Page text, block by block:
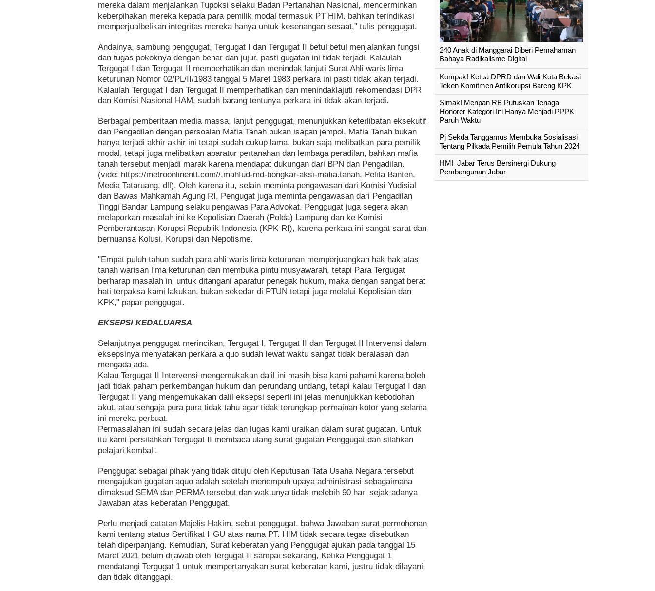
mereka dalam menjalankan Tupoksi selaku Badan Pertanahan Nasional, mencerminkan
keberpihakan mereka kepada para pemilik modal termasuk PT HIM, bahkan terindikasi
memperjualbelikan integritas mereka hanya untuk kesenangan sesaat," tulis penggugat.
Andainya, sambung penggugat, Tergugat I dan Tergugat II betul betul menjalankan fungsi
dan tugas pokoknya dengan benar dan jujur, pasti gugatan ini tidak terjadi. Kalaulah
Tergugat I dan Tergugat II memperhatikan dan menindak lanjuti Surat Ahli waris lima
keturunan Nomor 02/PL/II/1983 tanggal 5 Maret 1983 perkara ini pasti tidak akan terjadi.
Kalaulah Tergugat I dan Tergugat II memperhatikan dan menindaklajuti rekomendasi DPR
dan Komisi Nasional HAM, sudah barang tentunya perkara ini tidak akan terjadi.
Berbagai pemberitaan media massa, lanjut penggugat, menunjukkan keterlibatan eksekutif
dan Pengadilan dengan persoalan Mafia Tanah bukan isapan jempol, Mafia Tanah bukan
hanya terjadi akhir akhir ini tetapi sudah cukup lama, bukan saja melibatkan para pemilik
modal, tetapi juga melibatkan aparatur pertanahan dan lembaga peradilan, bahkan mafia
tanah tersebut menjadi marak karena mendapat dukungan dari BPN dan Pengadilan.
(vide: https://metroonlinentt.com//,mahfud-md-bongkar-aksi-mafia.tanah, Pelita Banten,
Media Tataruang, dll). Oleh karena itu, selain meminta pengawasan dari Komisi Yudisial
dan Bawas Mahkamah Agung RI, Pengugat juga meminta pengawasan dari Pengadilan
Tinggi Bandar Lampung selaku pengawas Para Advokat, Penggugat juga segera akan
melaporkan masalah ini ke Kepolisian Daerah (Polda) Lampung dan ke Komisi
Pemberantasan Korupsi Republik Indonesia (KPK-RI), karena perkara ini sangat sarat dan
bernuansa Kolusi, Korupsi dan Nepotisme.
"Empat puluh tahun sudah para ahli waris lima keturunan memperjuangkan hak hak atas
tanah warisan lima keturunan dan membuka pintu musyawarah, tetapi Para Tergugat
berharap masalah ini untuk ditangani aparatur penegak hukum, maka dengan sangat berat
hati terpaksa kami lakukan, bukan sekedar di PTUN tetapi juga melalui Kepolisian dan
KPK," papar penggugat.
EKSEPSI KEDALUARSA
Selanjutnya penggugat merincikan, Tergugat I, Tergugat II dan Tergugat II Intervensi dalam
eksepsinya menyatakan perkara a quo sudah lewat waktu sangat tidak beralasan dan
mengada ada.
Kalau Tergugat II Intervensi mengemukakan dalil ini masih bisa kami pahami karena boleh
jadi tidak paham perkembangan hukum dan perundang undang, tetapi kalau Tergugat I dan
Tergugat II yang mengemukakan dalil eksepsi seperti ini jelas menunjukkan kebodohan
akut, atau sengaja pura pura tidak tahu agar tidak terungkap permainan kotor yang selama
ini mereka perbuat.
Permasalahan ini sudah secara jelas dan lugas kami uraikan dalam surat gugatan. Untuk
itu kami persilahkan Tergugat II membaca ulang surat gugatan Penggugat dan silahkan
pelajari kembali.
Penggugat sebagai pihak yang tidak dituju oleh Keputusan Tata Usaha Negara tersebut
mengajukan gugatan aquo adalah setelah menempuh upaya administrasi sebagaimana
dimaksud SEMA dan PERMA tersebut dan waktunya tidak melebih 90 hari sejak adanya
Jawaban atas keberatan Penggugat.
Perlu menjadi catatan Majelis Hakim, sebut penggugat, bahwa Jawaban surat permohonan
kami tentang status Sertifikat HGU atas nama PT. HIM tidak secara tegas disebutkan
telah diperpanjang. Kemudian, Surat keberatan yang Penggugat ajukan pada tanggal 15
Maret 2021 belum dijawab oleh Tergugat II sampai sekarang, Ketika Penggugat 1
mendatangi Tergugat 1 untuk mempertanyakan surat keberatan kami, justru tidak dilayani
dan tidak ditanggapi.
240 Anak di Manggarai Diberi Pemahaman
Bahaya Radikalisme Digital
Kompak! Ketua DPRD dan Wali Kota Bekasi
Teken Komitmen Antikorupsi Bareng KPK
Simak! Menpan RB Putuskan Tenaga
Honorer Kategori Ini Hanya Menjadi PPPK
Paruh Waktu
Pj Sekda Tanggamus Membuka Sosialisasi
Tentang Pilkada Pemilih Pemula Tahun 2024
HMI Jabar Terus Bersinergi Dukung
Pembangunan Jabar